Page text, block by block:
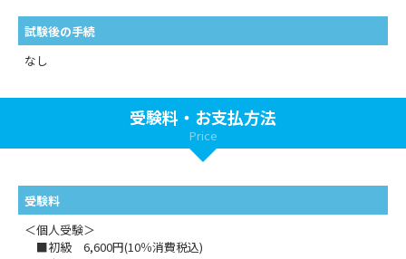
試験後の手続
なし
受験料・お支払方法
Price
受験料
＜個人受験＞
■初級 6,600円(10％消費税込)